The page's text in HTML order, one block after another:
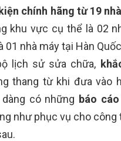
chính hãng từ 19
khu vực cụ thể là 02
01 nhà máy tại Hàn
lịch sử sửa chữa,
thang từ khi đưa vào
có những báo cáo
như phục vụ cho công